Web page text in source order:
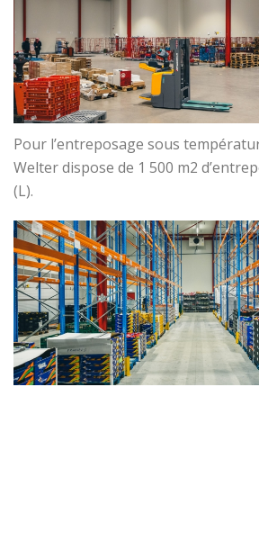
Pour l’entreposage sous
Welter dispose de 1 500 m2
(L).